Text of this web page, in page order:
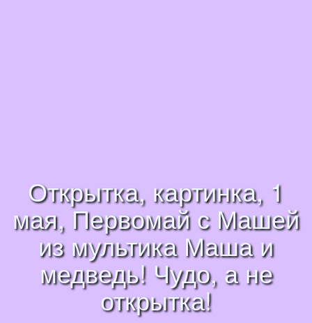
Открытка, картинка, 1
мая, Первомай с Машей
из мультика Маша и
медведь! Чудо, а не
открытка!